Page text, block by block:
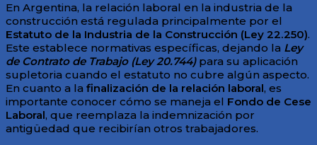
En Argentina, la relación laboral en la industria de la
construcción está regulada principalmente por el
Estatuto de la Industria de la Construcción (Ley 22.250).
Este establece normativas específicas, dejando la Ley
de Contrato de Trabajo (Ley 20.744)para su aplicación
supletoria cuando el estatuto no cubre algún aspecto.
En cuanto a la finalización de la relación laboral, es
importante conocer cómo se maneja el Fondo de Cese
Laboral, que reemplaza la indemnización por
antigüedad que recibirían otros trabajadores.